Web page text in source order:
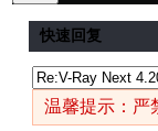
快速回复
温馨提示：严